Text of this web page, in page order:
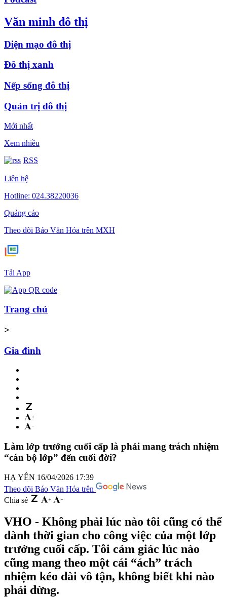
Văn minh đô thị
Diện mạo đô thị
Đô thị xanh
Nếp sống đô thị
Quản trị đô thị
Mới nhất
Xem nhiều
RSS
Liên hệ
Hotline: 024.38220036
Quảng cáo
Theo dõi Báo Văn Hóa trên MXH
Tải App
Trang chủ
>
Gia đình
Làm lớp trưởng cuối cấp là phải mang trách nhiệm
“cán bộ lớp” đến cuối đời?
HẠ YÊN 16/04/2026 17:39
Theo dõi Báo Văn Hóa trên
Chia sẻ
VHO - Không phải lúc nào tôi cũng có thể
dành thời gian cho công việc của một lớp
trưởng cuối cấp. Tôi cảm giác lúc nào
cũng mang theo một cái “ách” trách
nhiệm kéo dài vô tận, không biết khi nào
phải dừng.